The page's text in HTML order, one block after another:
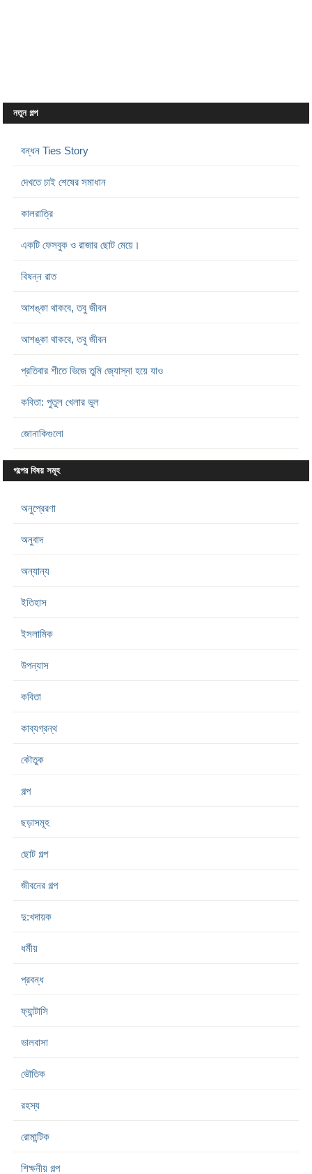
নতুন গল্প
বন্ধন Ties Story
দেখতে চাই শেষের সমাধান
কালরাত্রি
একটি ফেসবুক ও রাজার ছোট মেয়ে।
বিষন্ন রাত
আশঙ্কা থাকবে, তবু জীবন
আশঙ্কা থাকবে, তবু জীবন
প্রতিবার শীতে ভিজে তুমি জ্যোস্না হয়ে যাও
কবিতা: পুতুল খেলার ভুল
জোনাকিগুলো
গল্পের বিষয় সমূহ
অনুপ্রেরণা
অনুবাদ
অন্যান্য
ইতিহাস
ইসলামিক
উপন্যাস
কবিতা
কাব্যগ্রন্থ
কৌতুক
গল্প
ছড়াসমূহ
ছোট গল্প
জীবনের গল্প
দু:খদায়ক
ধর্মীয়
প্রবন্ধ
ফ্যান্টাসি
ভালবাসা
ভৌতিক
রহস্য
রোমান্টিক
শিক্ষনীয় গল্প